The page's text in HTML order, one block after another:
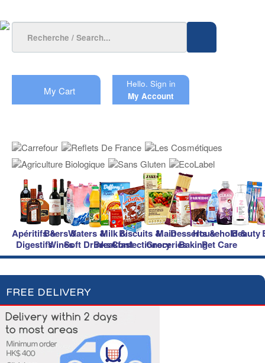
My Cart
Hello. Sign in
My Account
Apéritifs &
Digestifs
Beers &
Wines
Waters &
Soft Drinks
Milk &
Breakfast
Biscuits &
Confectionery
Main
Groceries
Desserts &
Baking
Household &
Pet Care
Beauty
FREE DELIVERY